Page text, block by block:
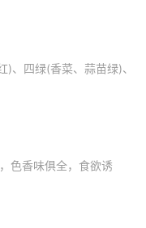
、四绿(香菜、蒜苗绿)、
色香味俱全，食欲诱